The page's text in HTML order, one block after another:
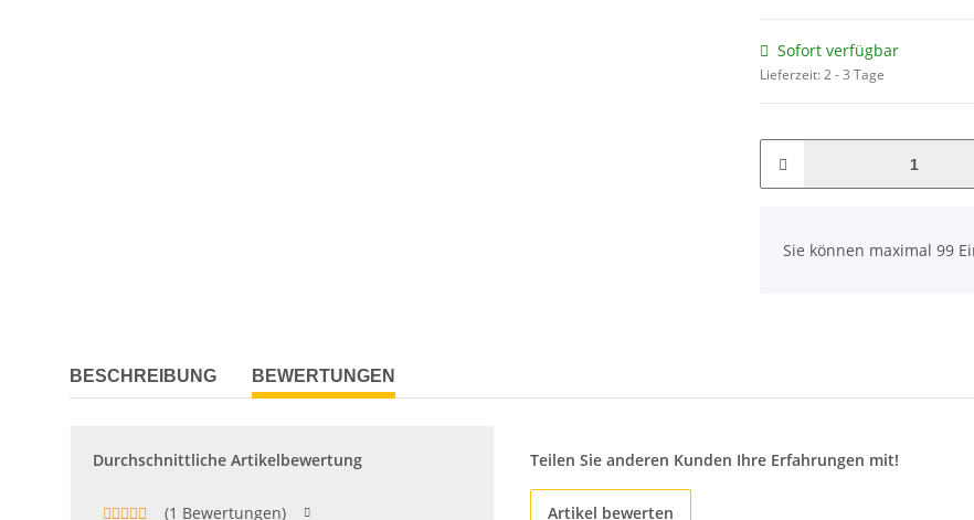
Sofort verfügbar
Lieferzeit:2 - 3 Tage
Sie können maximal 99
BESCHREIBUNG BEWERTUNGEN
Durchschnittliche Artikelbewertung
(1 Bewertungen)
Teilen Sie anderen Kunden Ihre Erfahrungen mit!
Artikel bewerten